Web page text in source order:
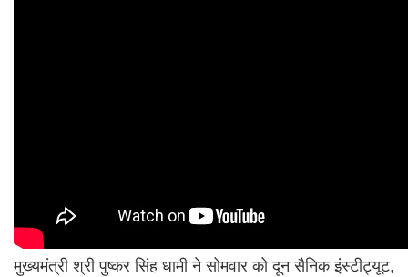
मुख्यमंत्री श्री पुष्कर सिंह धामी ने सोमवार को दून सैनिक इंस्टीट्यूट,